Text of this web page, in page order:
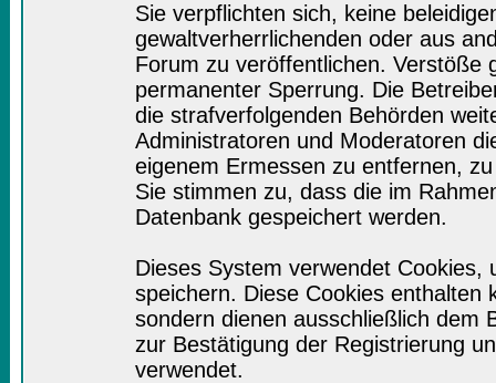
Sie verpflichten sich, keine
gewaltverherrlichenden oder aus
Forum zu veröffentlichen. Verstöße
permanenter Sperrung. Die
die strafverfolgenden Behörden
Administratoren und Moderatoren
eigenem Ermessen zu entfernen,
Sie stimmen zu, dass die im
Datenbank gespeichert werden.
Dieses System verwendet
speichern. Diese Cookies enthalten
sondern dienen ausschließlich dem
zur Bestätigung der Registrierung
verwendet.